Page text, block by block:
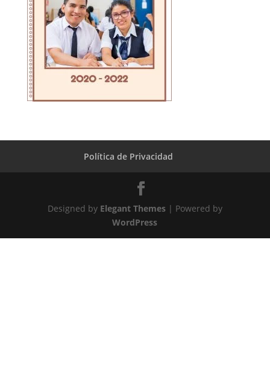
Política de Privacidad
Designed by Elegant Themes| Powered by
WordPress